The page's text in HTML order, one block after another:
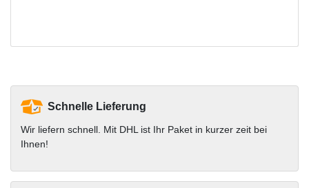
Schnelle Lieferung
Wir liefern schnell. Mit DHL ist Ihr Paket in kurzer zeit bei
Ihnen!